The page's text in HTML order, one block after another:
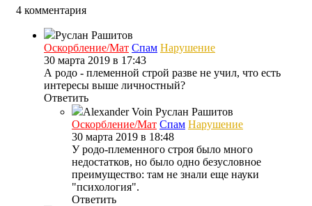
4 комментария
Руслан Рашитов
Оскорбление/Мат Спам Нарушение
30 марта 2019 в 17:43
А родо - племенной строй разве не учил, что есть
интересы выше личностный?
Ответить
Alexander Voin Руслан Рашитов
Оскорбление/Мат Спам Нарушение
30 марта 2019 в 18:48
У родо-племенного строя было много
недостатков, но было одно безусловное
преимущество: там не знали еще науки
"психология".
Ответить